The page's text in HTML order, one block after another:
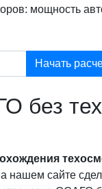
мощность
Начать
без
нашем сайте